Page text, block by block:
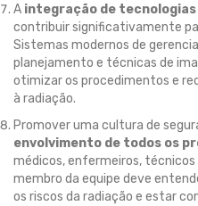
A integração de tecnologias
contribuir significativamente
Sistemas modernos de
planejamento e técnicas de
otimizar os procedimentos e
à radiação.
Promover uma cultura de
envolvimento de todos os
médicos, enfermeiros, técnicos
membro da equipe deve
os riscos da radiação e estar